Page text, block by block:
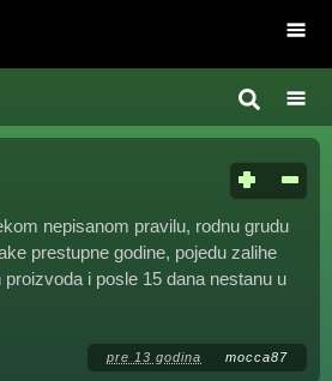
nepisanom pravilu, rodnu grudu
prestupne godine, pojedu zalihe
i posle 15 dana nestanu u
pre 13 godina mocca87